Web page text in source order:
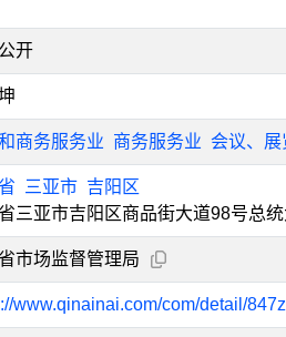
开
商务服务业 商务服务业 会议、
三亚市 吉阳区
三亚市吉阳区商品街大道98号总
市场监督管理局
www.qinainai.com/com/detail/